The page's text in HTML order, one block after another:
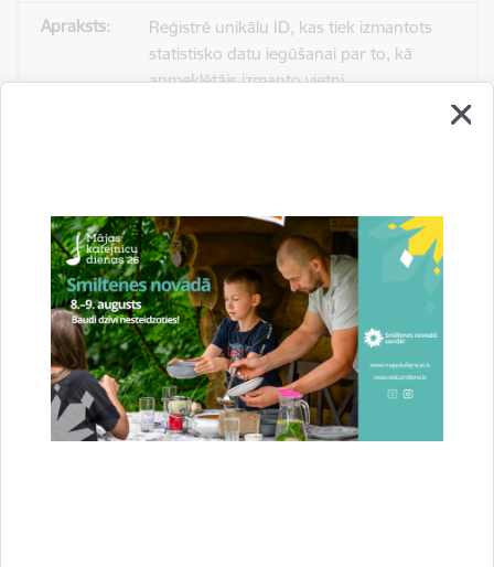
Reģistrē unikālu ID, kas tiek izmantots
statistisko datu iegūšanai par to, kā
apmeklētājs izmanto vietni.
Statistikas sīkdatnes (nepieciešamas, lai
uzlabotu vietnes darbību un
pakalpojumus)
Izmanto Google Analytics, lai samazinātu
pieprasījuma līmeni.
1 minūte